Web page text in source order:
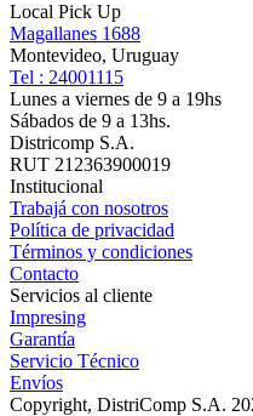
Local Pick Up
Magallanes 1688
Montevideo, Uruguay
Tel : 24001115
Lunes a viernes de 9 a 19hs
Sábados de 9 a 13hs.
Districomp S.A.
RUT 212363900019
Institucional
Trabajá con nosotros
Política de privacidad
Términos y condiciones
Contacto
Servicios al cliente
Impresing
Garantía
Servicio Técnico
Envíos
Copyright, DistriComp S.A.